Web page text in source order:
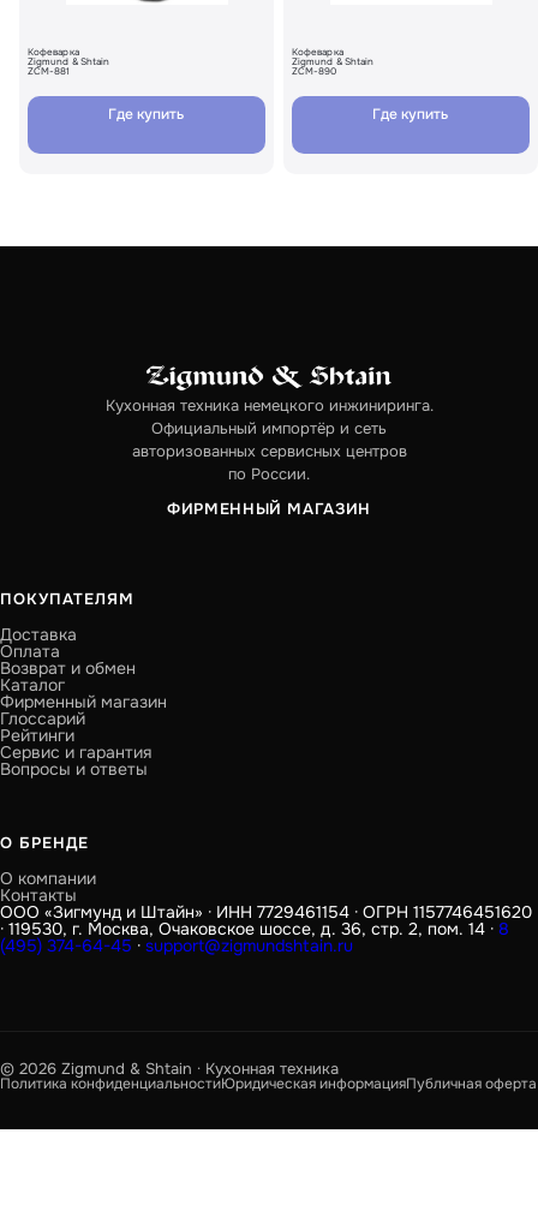
Кофеварка
Zigmund & Shtain
ZCM-881
Где купить
Кофеварка
Zigmund & Shtain
ZCM-890
Где купить
Кухонная техника немецкого инжиниринга.
Официальный импортёр и сеть
авторизованных сервисных центров
по России.
ФИРМЕННЫЙ МАГАЗИН
ПОКУПАТЕЛЯМ
Доставка
Оплата
Возврат и обмен
Каталог
Фирменный магазин
Глоссарий
Рейтинги
Сервис и гарантия
Вопросы и ответы
О БРЕНДЕ
О компании
Контакты
ООО «Зигмунд и Штайн» · ИНН 7729461154 · ОГРН 1157746451620
· 119530, г. Москва, Очаковское шоссе, д. 36, стр. 2, пом. 14 · 8
(495) 374-64-45 · support@zigmundshtain.ru
© 2026 Zigmund & Shtain · Кухонная техника
Политика конфиденциальностиЮридическая информацияПубличная оферта